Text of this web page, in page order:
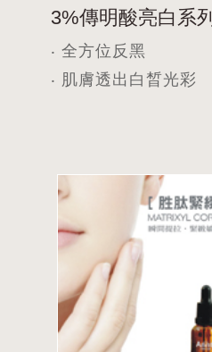
3%傳明酸亮白系列
‧ 全方位反黑
‧ 肌膚透出白晳光彩